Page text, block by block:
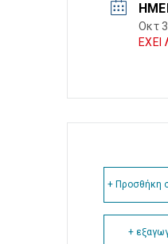
Οκτ
ΕΧΕΙ
+ Προσθήκη
+